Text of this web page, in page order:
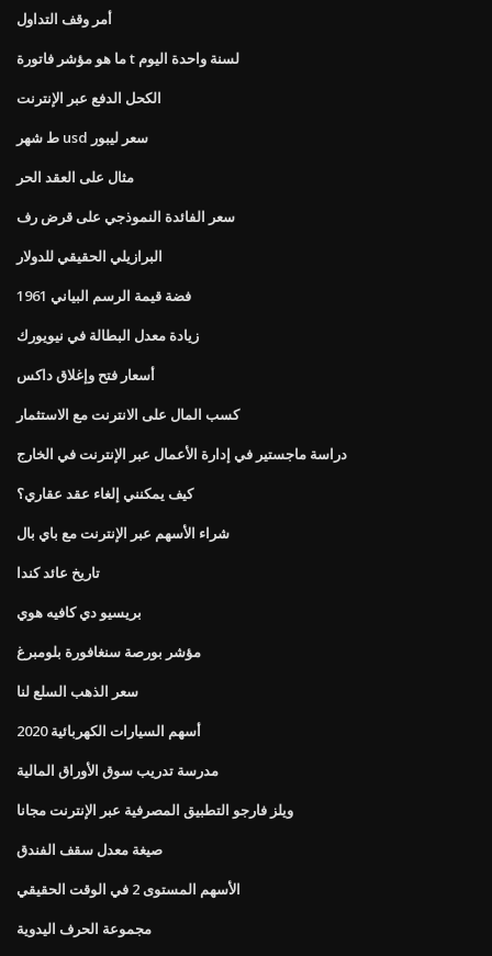
أمر وقف التداول
ما هو مؤشر فاتورة t لسنة واحدة اليوم
الكحل الدفع عبر الإنترنت
ط شهر usd سعر ليبور
مثال على العقد الحر
سعر الفائدة النموذجي على قرض رف
البرازيلي الحقيقي للدولار
1961 فضة قيمة الرسم البياني
زيادة معدل البطالة في نيويورك
أسعار فتح وإغلاق داكس
كسب المال على الانترنت مع الاستثمار
دراسة ماجستير في إدارة الأعمال عبر الإنترنت في الخارج
كيف يمكنني إلغاء عقد عقاري؟
شراء الأسهم عبر الإنترنت مع باي بال
تاريخ عائد كندا
بريسيو دي كافيه هوي
مؤشر بورصة سنغافورة بلومبرغ
سعر الذهب السلع لنا
أسهم السيارات الكهربائية 2020
مدرسة تدريب سوق الأوراق المالية
ويلز فارجو التطبيق المصرفية عبر الإنترنت مجانا
صيغة معدل سقف الفندق
الأسهم المستوى 2 في الوقت الحقيقي
مجموعة الحرف اليدوية